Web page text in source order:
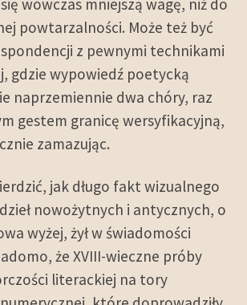
wówczas mniejszą wagę, niż do
powtarzalności. Może też być
z pewnymi technikami
gdzie wypowiedź poetycką
naprzemiennie dwa chóry, raz
gestem granicę wersyfikacyjną,
zamazując.
jak długo fakt wizualnego
nowożytnych i antycznych, o
wyżej, żył w świadomości
że XVIII-wieczne próby
literackiej na tory